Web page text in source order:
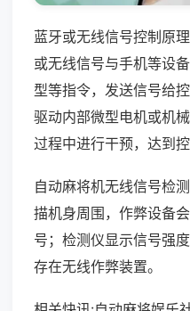
蓝牙或无线信号控制原
或无线信号与手机等设
型等指令，发送信号给
驱动内部微型电机或机
过程中进行干预，达到控
自动麻将机无线信号检
描机身周围，作弊设备
号；检测仪显示信号强
存在无线作弊装置。